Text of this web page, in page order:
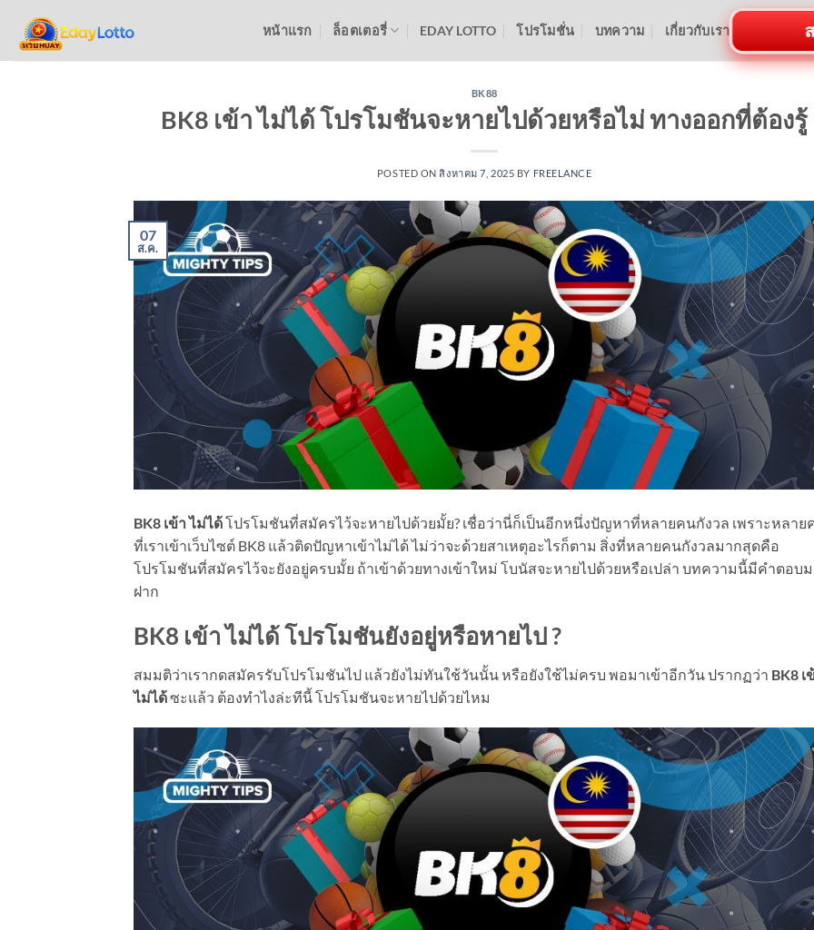
หน้าแรก ล็อตเตอรี่ EDAY LOTTO โปรโมชั่น บทความ เกี่ยวกับเรา
BK88
BK8 เข้า ไม่ได้ โปรโมชันจะหายไปด้วยหรือไม่ ทางออกที่ต้องรู้
POSTED ONสิงหาคม 7, 2025 BY FREELANCE
07
ส.ค.
BK8 เข้า ไม่ได้โปรโมชันที่สมัครไว้จะหายไปด้วยมั้ย? เชื่อว่านี่ก็เป็นอีกหนึ่งปัญหาที่หลายคนกังวล เพราะหลาย
ที่เราเข้าเว็บไซต์ BK8 แล้วติดปัญหาเข้าไม่ได้ ไม่ว่าจะด้วยสาเหตุอะไรก็ตาม สิ่งที่หลายคนกังวลมากสุดคือ
โปรโมชันที่สมัครไว้จะยังอยู่ครบมั้ย ถ้าเข้าด้วยทางเข้าใหม่ โบนัสจะหายไปด้วยหรือเปล่า บทความนี้มีคำตอบ
ฝาก
BK8 เข้า ไม่ได้ โปรโมชันยังอยู่หรือหายไป ?
สมมติว่าเรากดสมัครรับโปรโมชันไป แล้วยังไม่ทันใช้วันนั้น หรือยังใช้ไม่ครบ พอมาเข้าอีกวัน ปรากฏว่า BK8 เ
ไม่ได้ซะแล้ว ต้องทำไงล่ะทีนี้ โปรโมชันจะหายไปด้วยไหม